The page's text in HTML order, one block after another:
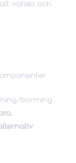
vätska och
borrning